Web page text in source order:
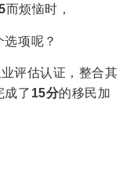
而烦恼时，
选项呢？
评估认证，整合其
成了 15分的移民加